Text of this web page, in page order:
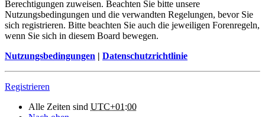
Berechtigungen zuweisen. Beachten Sie bitte unsere
Nutzungsbedingungen und die verwandten Regelungen, bevor Sie
sich registrieren. Bitte beachten Sie auch die jeweiligen Forenregeln,
wenn Sie sich in diesem Board bewegen.
Nutzungsbedingungen | Datenschutzrichtlinie
Registrieren
Alle Zeiten sind UTC+01:00